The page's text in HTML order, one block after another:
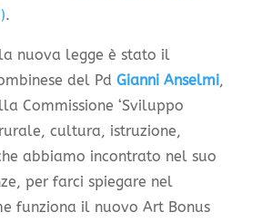
.
nuova legge è stato il
del Pd Gianni Anselmi,
Commissione ‘Sviluppo
cultura, istruzione,
abbiamo incontrato nel suo
per farci spiegare nel
funziona il nuovo Art Bonus